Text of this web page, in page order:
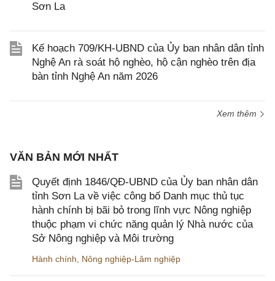
Sơn La
Kế hoạch 709/KH-UBND của Ủy ban nhân dân tỉnh
Nghệ An rà soát hộ nghèo, hộ cận nghèo trên địa
bàn tỉnh Nghệ An năm 2026
Xem thêm
VĂN BẢN MỚI NHẤT
Quyết định 1846/QĐ-UBND của Ủy ban nhân dân
tỉnh Sơn La về việc công bố Danh mục thủ tục
hành chính bị bãi bỏ trong lĩnh vực Nông nghiệp
thuộc phạm vi chức năng quản lý Nhà nước của
Sở Nông nghiệp và Môi trường
Hành chính Nông nghiệp-Lâm nghiệp